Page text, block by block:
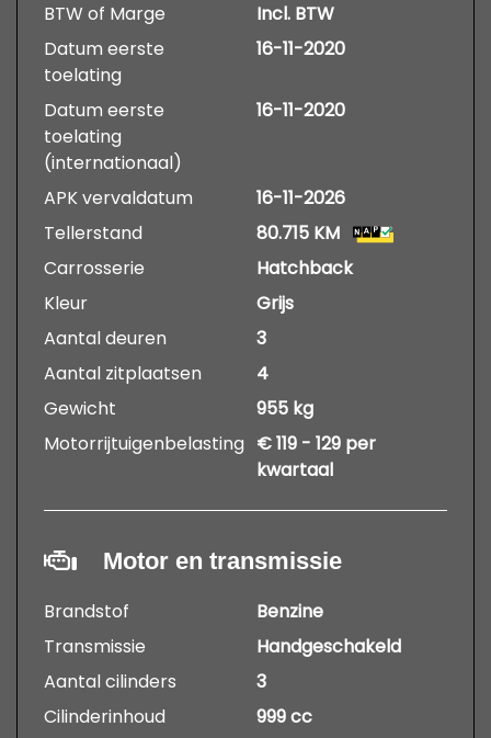
BTW of Marge
Incl. BTW
Datum eerste
toelating
16-11-2020
Datum eerste
toelating
(internationaal)
16-11-2020
APK vervaldatum
16-11-2026
Tellerstand
80.715 KM
Carrosserie
Hatchback
Kleur
Grijs
Aantal deuren
3
Aantal zitplaatsen
4
Gewicht
955 kg
Motorrijtuigenbelasting € 119 - 129 per
kwartaal
Motor en transmissie
Brandstof
Benzine
Transmissie
Handgeschakeld
Aantal cilinders
3
Cilinderinhoud
999 cc